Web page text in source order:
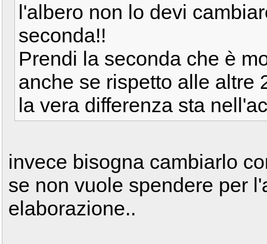
l'albero non lo devi
seconda!!
Prendi la seconda che è
anche se rispetto alle altre
la vera differenza sta
invece bisogna cambiarlo
se non vuole spendere per
elaborazione..